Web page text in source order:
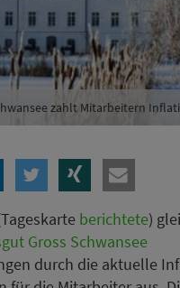
zahlt Mitarbeitern
berichtete)
Gross Schwansee
durch die aktuelle
Danke, heute nicht